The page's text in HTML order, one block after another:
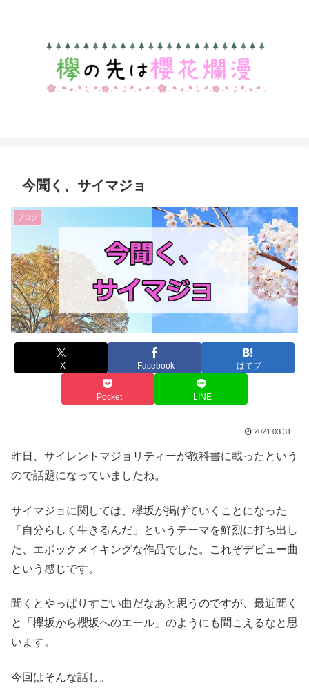
今聞く、サイマジョ
ブログ
X Facebook はてブ
Pocket LINE
2021.03.31
昨日、サイレントマジョリティーが教科書に載ったという
ので話題になっていましたね。
サイマジョに関しては、欅坂が掲げていくことになった
「自分らしく生きるんだ」というテーマを鮮烈に打ち出し
た、エポックメイキングな作品でした。これぞデビュー曲
という感じです。
聞くとやっぱりすごい曲だなあと思うのですが、最近聞く
と「欅坂から櫻坂へのエール」のようにも聞こえるなと思
います。
今回はそんな話し。